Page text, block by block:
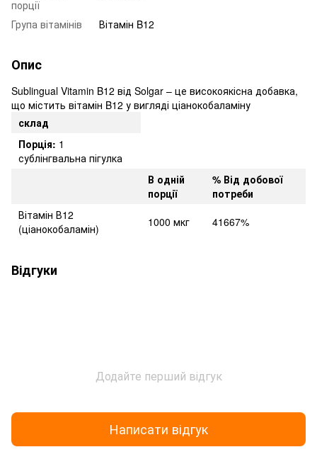
порції
Група вітамінів Вітамін B12
Опис
Sublingual Vitamin B12 від Solgar – це високоякісна добавка,
що містить вітамін B12 у вигляді ціанокобаламіну
склад
Порція: 1
сублінгвальна пігулка
В одній
порції
% Від добової
потреби
Вітамін В12
(ціанокобаламін)
1000 мкг 41667%
Відгуки
Додайте перший відгук
Написати відгук